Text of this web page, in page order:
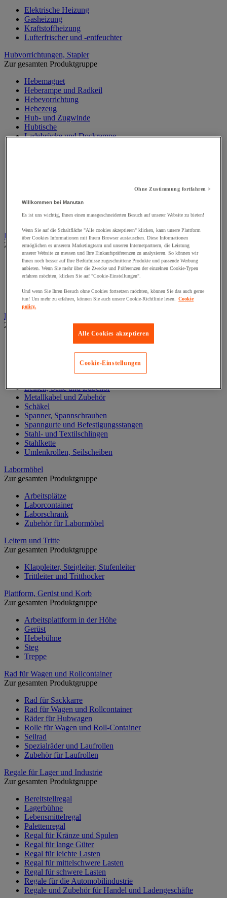
Elektrische Heizung
Gasheizung
Kraftstoffheizung
Lufterfrischer und -entfeuchter
Hubvorrichtungen, Stapler
Zur gesamten Produktgruppe
Hebemagnet
Heberampe und Radkeil
Hebevorrichtung
Hebezeug
Hub- und Zugwinde
Hubtische
Ladebrücke und Dockrampe
Traverse
Zylinder
Hubwagen
Zur gesamten Produktgruppe
Elektrischer Gabelstapler
Hub-Gabelstapler
Hubwagen mit Waage
Manueller Hubwagen
Scherengabelhubwagen und Hochhubwagen
Ketten und Schlingen zum Heben
Zur gesamten Produktgruppe
Gummispanner
Hebeösen und Hubringe
Karabinerhaken, Kettenglieder, Haken
Leinen, Seile und Zubehör
Metallkabel und Zubehör
Schäkel
Spanner, Spannschrauben
Spanngurte und Befestigungsstangen
Stahl- und Textilschlingen
Stahlkette
Umlenkrollen, Seilscheiben
Labormöbel
Zur gesamten Produktgruppe
Arbeitsplätze
Laborcontainer
Laborschrank
Zubehör für Labormöbel
Leitern und Tritte
Zur gesamten Produktgruppe
Klappleiter, Steigleiter, Stufenleiter
Trittleiter und Tritthocker
Plattform, Gerüst und Korb
Zur gesamten Produktgruppe
Arbeitsplattform in der Höhe
Gerüst
Hebebühne
Steg
Treppe
Rad für Wagen und Rollcontainer
Zur gesamten Produktgruppe
Rad für Sackkarre
Rad für Wagen und Rollcontainer
Räder für Hubwagen
Rolle für Wagen und Roll-Container
Seilrad
Spezialräder und Laufrollen
Zubehör für Laufrollen
Regale für Lager und Industrie
Zur gesamten Produktgruppe
Bereitstellregal
Lagerbühne
Lebensmittelregal
Palettenregal
Regal für Kränze und Spulen
Regal für lange Güter
Regal für leichte Lasten
Regal für mittelschwere Lasten
Regal für schwere Lasten
Regale für die Automobilindustrie
Regale und Zubehör für Handel und Ladengeschäfte
Ohne Zustimmung fortfahren >
Willkommen bei Manutan
Es ist uns wichtig, Ihnen einen massgeschneiderten Besuch auf unserer Website zu bieten!
Wenn Sie auf die Schaltfläche "Alle cookies akzeptieren" klicken, kann unsere Plattform
über Cookies Informationen mit Ihrem Browser austauschen. Diese Informationen
ermöglichen es unserem Marketingteam und unseren Internetpartnern, die Leistung
unserer Website zu messen und Ihre Einkaufspräferenzen zu analysieren. So können wir
Ihnen noch besser auf Ihre Bedürfnisse zugeschnittene Produkte und passende Werbung
anbieten. Wenn Sie mehr über die Zwecke und Präferenzen der einzelnen Cookie-Typen
erfahren möchten, klicken Sie auf "Cookie-Einstellungen".
Und wenn Sie Ihren Besuch ohne Cookies fortsetzen möchten, können Sie das auch gerne
tun! Um mehr zu erfahren, können Sie auch unsere Cookie-Richtlinie lesen. Cookie
policy.
Alle Cookies akzeptieren
Cookie-Einstellungen